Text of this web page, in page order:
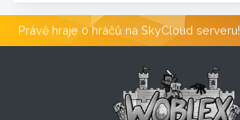
Právě hraje 0 hráčů na SkyCloud serveru!